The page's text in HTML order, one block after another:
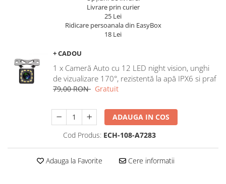
Navigatii Land RoverLivrare prin curier
25 Lei
Ridicare persoanala din EasyBox
18 Lei
+ CADOU
1 x Cameră Auto cu 12 LED night vision, unghi
de vizualizare 170°, rezistentă la apă IPX6 si praf
79,00 RON Gratuit
ADAUGA IN COS
Cod Produs: ECH-108-A7283
Adauga la Favorite Cere informatii